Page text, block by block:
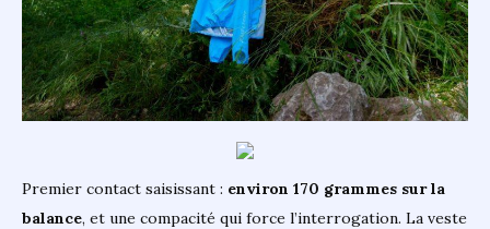
Premier contact saisissant : environ 170 grammes sur la
balance, et une compacité qui force l’interrogation. La veste